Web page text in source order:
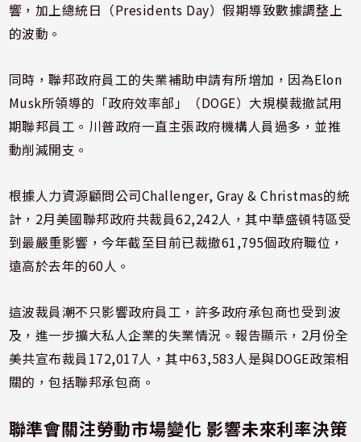
響，加上總統日（Presidents Day）假期導致數據調整上
的波動。
同時，聯邦政府員工的失業補助申請有所增加，因為Elon
Musk所領導的「政府效率部」（DOGE）大規模裁撤試用
期聯邦員工。川普政府一直主張政府機構人員過多，並推
動削減開支。
根據人力資源顧問公司Challenger, Gray & Christmas的統
計，2月美國聯邦政府共裁員62,242人，其中華盛頓特區受
到最嚴重影響，今年截至目前已裁撤61,795個政府職位，
遠高於去年的60人。
這波裁員潮不只影響政府員工，許多政府承包商也受到波
及，進一步擴大私人企業的失業情況。報告顯示，2月份全
美共宣布裁員172,017人，其中63,583人是與DOGE政策相
關的，包括聯邦承包商。
聯準會關注勞動市場變化 影響未來利率決策